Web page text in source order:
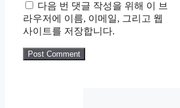
다음 번 댓글 작성을 위해 이 브
라우저에 이름, 이메일, 그리고 웹
사이트를 저장합니다.